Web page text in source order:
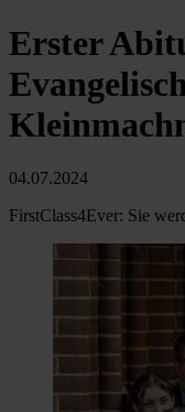
Erster
04.07.2024
FirstClass4Ever: Sie